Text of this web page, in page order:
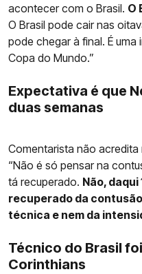
acontecer com o Brasil. O
O Brasil pode cair nas
pode chegar à final. É
Copa do Mundo.”
Expectativa é que
duas semanas
Comentarista não
“Não é só pensar na
tá recuperado. Não,
recuperado da
técnica e nem da
Técnico do Brasil
Corinthians